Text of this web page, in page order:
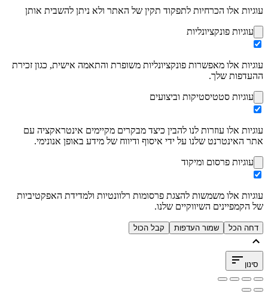
עוגיות אלו הכרחיות לתפקוד תקין של האתר ולא ניתן להשבית אותן
עוגיות פונקציונליות
עוגיות אלו מאפשרות פונקציונליות משופרת והתאמה אישית, כגון זכירת
ההעדפות שלך.
עוגיות סטטיסטיקות וביצועים
עוגיות אלו עוזרות לנו להבין כיצד מבקרים מקיימים אינטראקציה עם
אתר האינטרנט שלנו על ידי איסוף ודיווח של מידע באופן אנונימי.
עוגיות פרסום ומיקוד
עוגיות אלו משמשות להצגת פרסומות רלוונטיות ולמדידת האפקטיביות
של הקמפיינים השיווקיים שלנו.
דחה הכל שמור העדפות קבל הכול
סינון